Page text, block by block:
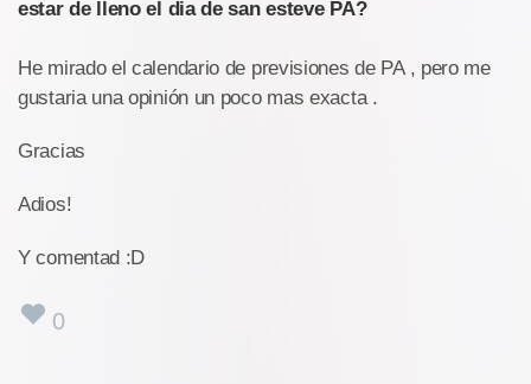
estar de lleno el dia de san esteve PA?
He mirado el calendario de previsiones de PA , pero me
gustaria una opinión un poco mas exacta .
Gracias
Adios!
Y comentad :D
0